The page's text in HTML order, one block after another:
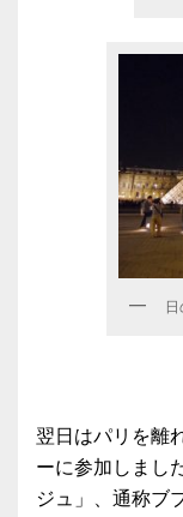
翌日はパリを離
ーに参加しまし
ジュ」、通称ブ